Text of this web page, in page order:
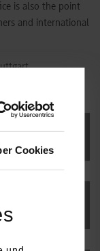
Cookies
is also the point
and international